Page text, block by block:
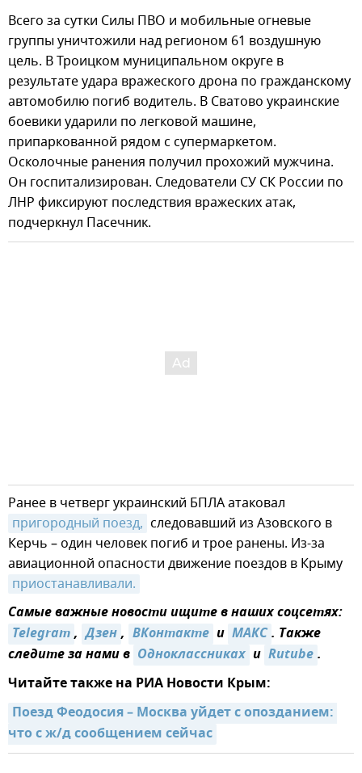
Всего за сутки Силы ПВО и мобильные огневые
группы уничтожили над регионом 61 воздушную
цель. В Троицком муниципальном округе в
результате удара вражеского дрона по гражданскому
автомобилю погиб водитель. В Сватово украинские
боевики ударили по легковой машине,
припаркованной рядом с супермаркетом.
Осколочные ранения получил прохожий мужчина.
Он госпитализирован. Следователи СУ СК России по
ЛНР фиксируют последствия вражеских атак,
подчеркнул Пасечник.
Ранее в четверг украинский БПЛА атаковал
пригородный поезд, следовавший из Азовского в
Керчь – один человек погиб и трое ранены. Из-за
авиационной опасности движение поездов в Крыму
приостанавливали.
Самые важные новости ищите в наших соцсетях:
Telegram, Дзен, ВКонтакте и MAКС. Также
следите за нами в Одноклассниках и Rutube.
Читайте также на РИА Новости Крым:
Поезд Феодосия – Москва уйдет с опозданием:
что с ж/д сообщением сейчас